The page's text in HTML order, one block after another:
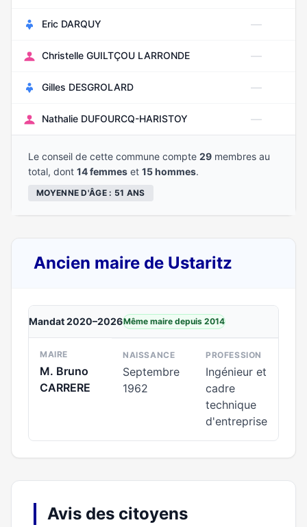
Eric DARQUY —
Christelle GUILTÇOU LARRONDE —
Gilles DESGROLARD —
Nathalie DUFOURCQ-HARISTOY —
Le conseil de cette commune compte 29 membres au
total, dont 14 femmes et 15 hommes.
MOYENNE D'ÂGE : 51 ANS
Ancien maire de Ustaritz
Mandat 2020–2026Même maire depuis 2014
MAIRE
M. Bruno
CARRERE
NAISSANCE
Septembre
1962
PROFESSION
Ingénieur et
cadre
technique
d'entreprise
Avis des citoyens